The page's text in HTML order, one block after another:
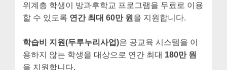
위계층 학생이 방과후학교 프로그램을 무료로 이용
할 수 있도록 연간 최대 60만 원 을 지원합니다.
학습비 지원(두루누리사업)은 공교육 시스템을 이
용하지 않는 학생을 대상으로 연간 최대 180만 원
을 지원합니다.